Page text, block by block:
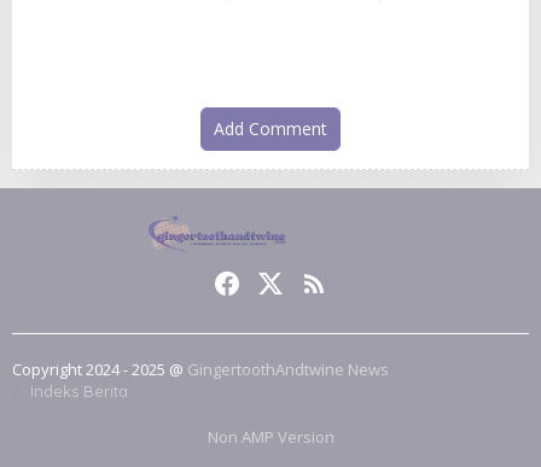
Add Comment
Copyright 2024 - 2025 @ GingertoothAndtwine News
Indeks Berita
Non AMP Version